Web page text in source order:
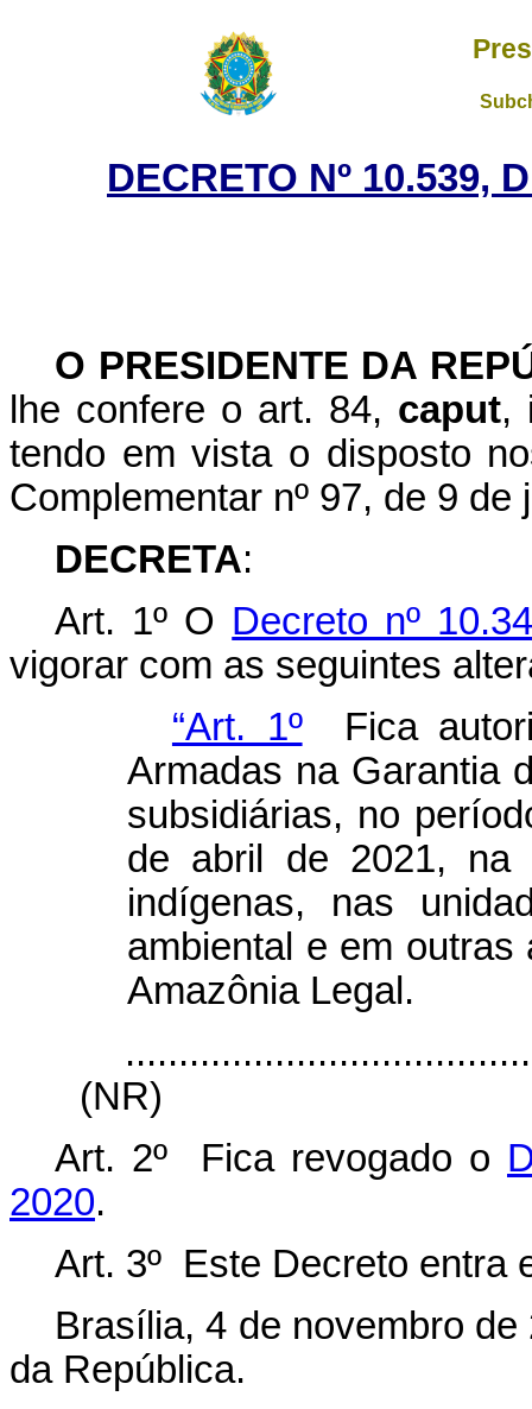
DECRETO Nº 10.539,
O PRESIDENTE DA
lhe confere o art. 84, caput,
tendo em vista o disposto
Complementar nº 97, de 9 de
DECRETA:
Art. 1º O Decreto nº
vigorar com as seguintes
“Art. 1ºFica
Armadas na Garantia
subsidiárias, no
de abril de 2021, na
indígenas, nas
ambiental e em
Amazônia Legal.
(NR)
Art. 2º Fica revogado o
2020.
Art. 3º Este Decreto entra
Brasília, 4 de novembro de
da República.